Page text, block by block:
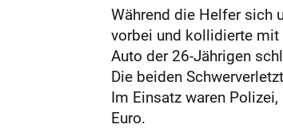
Während die Helfer sich
vorbei und kollidierte mit
Auto der 26-Jährigen
Die beiden
Im Einsatz waren
Euro.